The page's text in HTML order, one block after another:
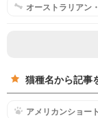
オーストラリアン
猫種名から記事
アメリカンショー